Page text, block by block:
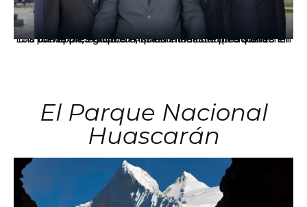
Los principales grupos empresariales del país mantienen una fuerte presencia en Áncash mediante inversiones en comercio, educación, salud e industria pesquera.
El Parque Nacional
Huascarán